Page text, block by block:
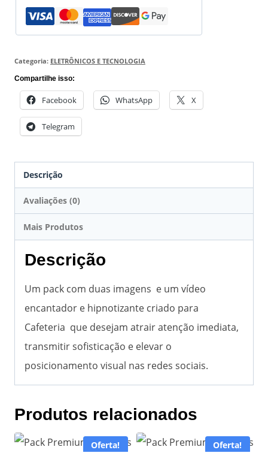
Categoria: ELETRÔNICOS E TECNOLOGIA
Compartilhe isso:
Facebook WhatsApp X
Telegram
Descrição
Avaliações (0)
Mais Produtos
Descrição
Um pack com duas imagens e um vídeo
encantador e hipnotizante criado para
Cafeteria que desejam atrair atenção imediata,
transmitir sofisticação e elevar o
posicionamento visual nas redes sociais.
Produtos relacionados
Oferta! Oferta!